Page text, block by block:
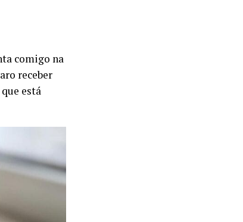
comigo na
receber
está